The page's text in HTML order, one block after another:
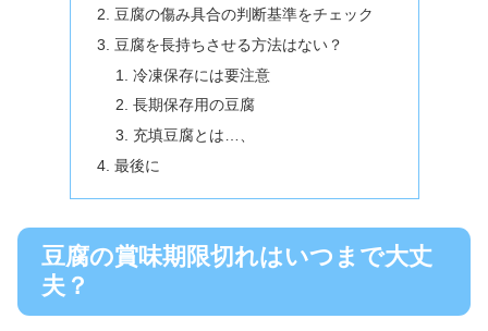
豆腐の傷み具合の判断基準をチェック
豆腐を長持ちさせる方法はない？
冷凍保存には要注意
長期保存用の豆腐
充填豆腐とは…、
最後に
豆腐の賞味期限切れはいつまで大丈
夫？